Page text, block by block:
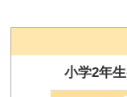
小学2年